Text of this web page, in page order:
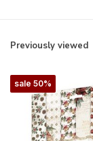
Previously viewed
sale 50%